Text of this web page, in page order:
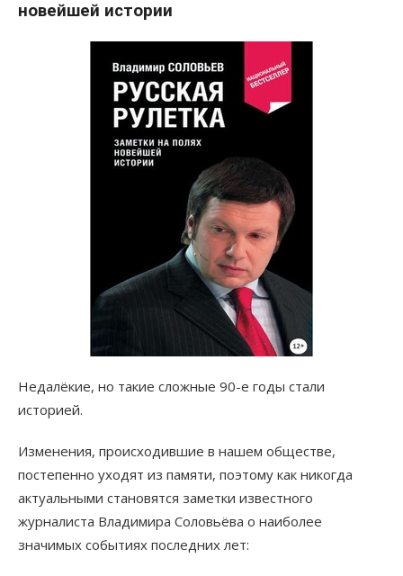
новейшей истории
Недалёкие, но такие сложные 90-е годы стали
историей.
Изменения, происходившие в нашем обществе,
постепенно уходят из памяти, поэтому как никогда
актуальными становятся заметки известного
журналиста Владимира Соловьёва о наиболее
значимых событиях последних лет: